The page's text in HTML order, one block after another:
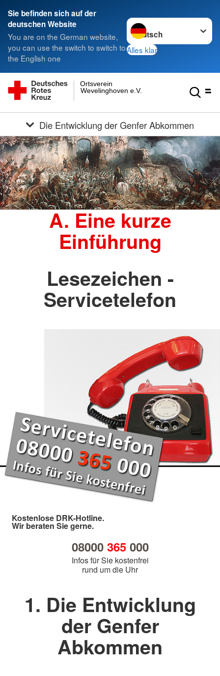
Sie befinden sich auf der
deutschen Website
You are on the German website,
you can use the switch to switch to
the English one
Sprache wechseln zu
Alles klar
Wevelinghoven e.V.
Ortsverein
Die Entwicklung der Genfer Abkommen
A. Eine kurze
Einführung
Lesezeichen -
Servicetelefon
Kostenlose DRK-Hotline.
Wir beraten Sie gerne.
08000 365000
Infos für Sie kostenfrei
rund um die Uhr
1. Die Entwicklung
der Genfer
Abkommen